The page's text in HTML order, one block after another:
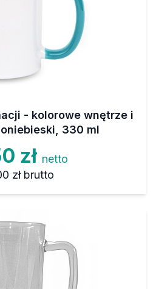
- kolorowe wnętrze i
330 ml
zł netto
zł brutto